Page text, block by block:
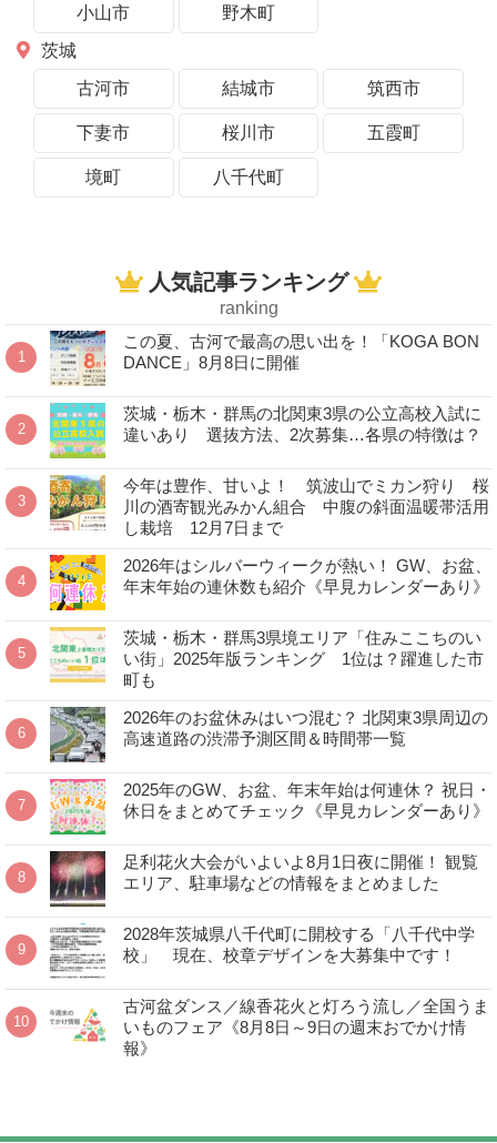
小山市
野木町
茨城
古河市
結城市 筑西市
下妻市 桜川市 五霞町
境町 八千代町
人気記事ランキング
ranking
この夏、古河で最高の思い出を！「KOGA BON
DANCE」8月8日に開催
茨城・栃木・群馬の北関東3県の公立高校入試に
違いあり 選抜方法、2次募集…各県の特徴は？
今年は豊作、甘いよ！ 筑波山でミカン狩り 桜
川の酒寄観光みかん組合 中腹の斜面温暖帯活用
し栽培 12月7日まで
2026年はシルバーウィークが熱い！ GW、お盆、
年末年始の連休数も紹介《早見カレンダーあり》
茨城・栃木・群馬3県境エリア「住みここちのい
い街」2025年版ランキング 1位は？躍進した市
町も
2026年のお盆休みはいつ混む？ 北関東3県周辺の
高速道路の渋滞予測区間＆時間帯一覧
2025年のGW、お盆、年末年始は何連休？ 祝日・
休日をまとめてチェック《早見カレンダーあり》
足利花火大会がいよいよ8月1日夜に開催！ 観覧
エリア、駐車場などの情報をまとめました
2028年茨城県八千代町に開校する「八千代中学
校」 現在、校章デザインを大募集中です！
古河盆ダンス／線香花火と灯ろう流し／全国うま
いものフェア《8月8日～9日の週末おでかけ情
報》